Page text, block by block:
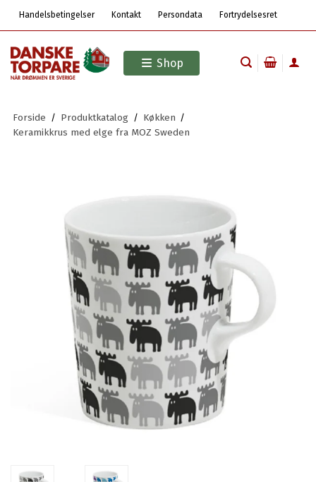
Handelsbetingelser Kontakt Persondata Fortrydelsesret
Shop
Forside / Produktkatalog / Køkken /
Keramikkrus med elge fra MOZ Sweden